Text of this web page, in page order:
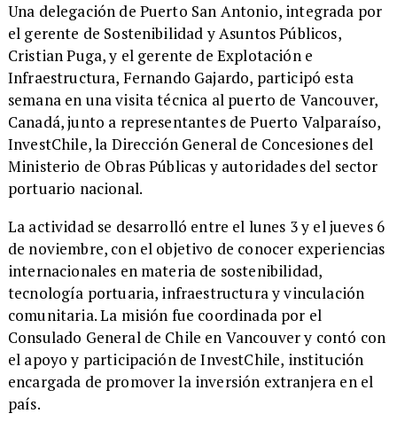
​Una delegación de Puerto San Antonio, integrada por
el gerente de Sostenibilidad y Asuntos Públicos,
Cristian Puga, y el gerente de Explotación e
Infraestructura, Fernando Gajardo, participó esta
semana en una visita técnica al puerto de Vancouver,
Canadá, junto a representantes de Puerto Valparaíso,
InvestChile, la Dirección General de Concesiones del
Ministerio de Obras Públicas y autoridades del sector
portuario nacional.
​La actividad se desarrolló entre el lunes 3 y el jueves 6
de noviembre, con el objetivo de conocer experiencias
internacionales en materia de sostenibilidad,
tecnología portuaria, infraestructura y vinculación
comunitaria. La misión fue coordinada por el
Consulado General de Chile en Vancouver y contó con
el apoyo y participación de InvestChile, institución
encargada de promover la inversión extranjera en el
país.